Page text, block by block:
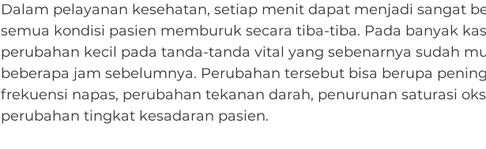
Dalam pelayanan kesehatan, setiap menit dapat menjadi sangat
semua kondisi pasien memburuk secara tiba-tiba. Pada banyak
perubahan kecil pada tanda-tanda vital yang sebenarnya sudah
beberapa jam sebelumnya. Perubahan tersebut bisa berupa
frekuensi napas, perubahan tekanan darah, penurunan saturasi
perubahan tingkat kesadaran pasien.